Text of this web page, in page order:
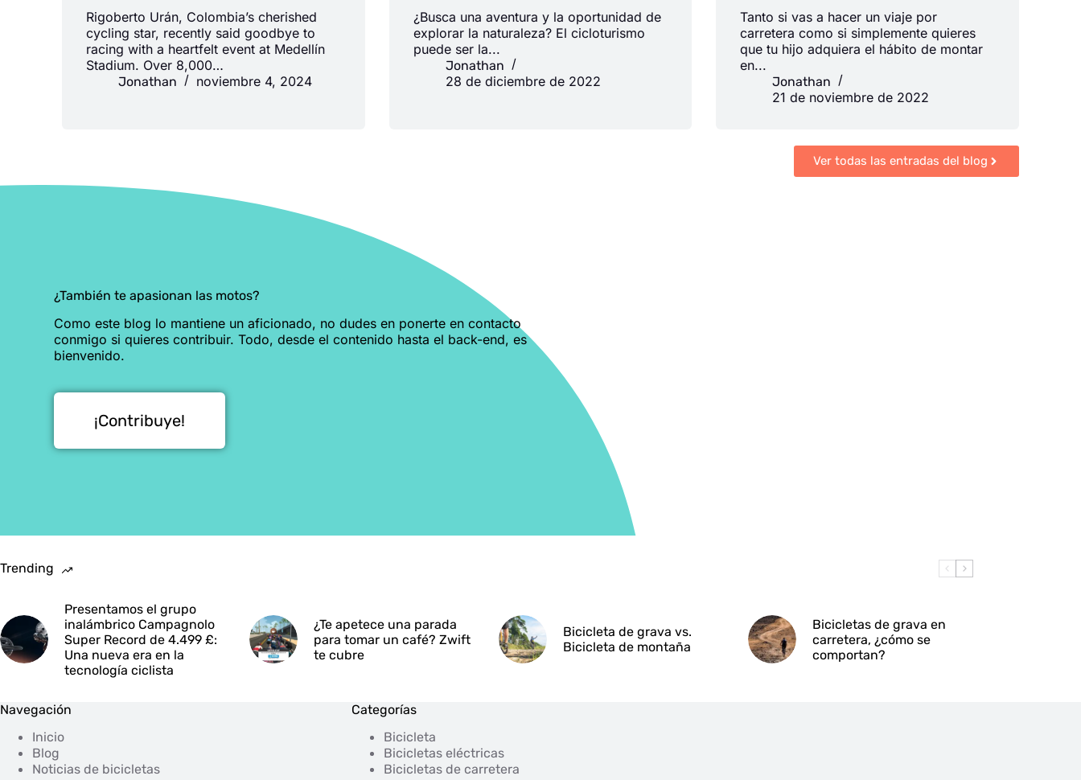
Rigoberto Urán, Colombia’s cherished
cycling star, recently said goodbye to
racing with a heartfelt event at Medellín
Stadium. Over 8,000…
Jonathan noviembre 4, 2024
¿Busca una aventura y la oportunidad de
explorar la naturaleza? El cicloturismo
puede ser la...
Jonathan
28 de diciembre de 2022
Tanto si vas a hacer un viaje por
carretera como si simplemente quieres
que tu hijo adquiera el hábito de montar
en...
Jonathan
21 de noviembre de 2022
Ver todas las entradas del blog
¿También te apasionan las motos?
Como este blog lo mantiene un aficionado, no dudes en ponerte en contacto
conmigo si quieres contribuir. Todo, desde el contenido hasta el back-end, es
bienvenido.
¡Contribuye!
Trending
Presentamos el grupo
inalámbrico Campagnolo
Super Record de 4.499 £:
Una nueva era en la
tecnología ciclista
¿Te apetece una parada
para tomar un café? Zwift
te cubre
Bicicleta de grava vs.
Bicicleta de montaña
Bicicletas de grava en
carretera, ¿cómo se
comportan?
Navegación
Inicio
Blog
Noticias de bicicletas
Categorías
Bicicleta
Bicicletas eléctricas
Bicicletas de carretera